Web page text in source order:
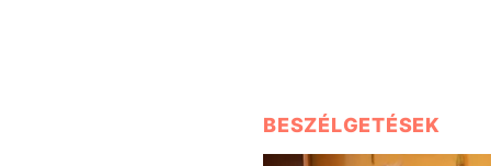
BESZÉLGETÉSEK